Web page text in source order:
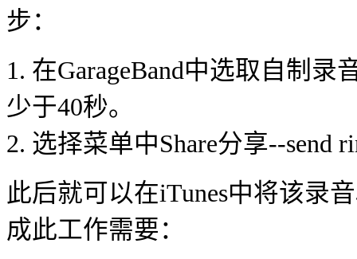
步：
1. 在GarageBand中选取自制
少于40秒。
2. 选择菜单中Share分享--send
此后就可以在iTunes中将该录
成此工作需要：